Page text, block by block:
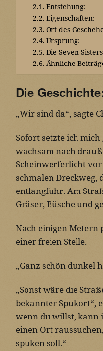
Entstehung:
Eigenschaften:
Ort des
Ursprung:
Die Seven
Ähnliche
Die Geschichte:
„Wir sind da“, sagte
Sofort setzte ich
wachsam nach
Scheinwerferlicht
schmalen Dreckweg,
entlangfuhr. Am
Gräser, Büsche und
Nach einigen Metern
einer freien Stelle.
„Ganz schön dunkel
„Sonst wäre die
bekannter Spukort“,
wenn du willst, kann
einen Ort
spuken soll.“